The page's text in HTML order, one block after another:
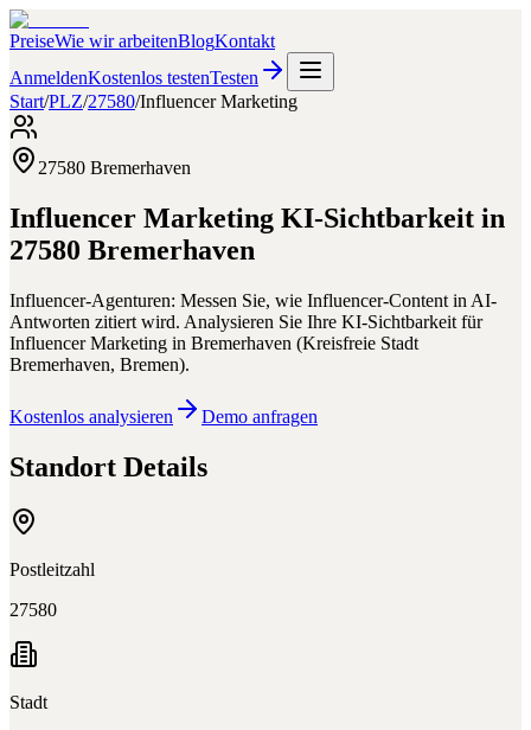
PreiseWie wir arbeitenBlogKontakt
AnmeldenKostenlos testenTesten
Start/PLZ/27580/Influencer Marketing
27580 Bremerhaven
Influencer Marketing KI-Sichtbarkeit in
27580 Bremerhaven
Influencer-Agenturen: Messen Sie, wie Influencer-Content in AI-
Antworten zitiert wird. Analysieren Sie Ihre KI-Sichtbarkeit für
Influencer Marketing in Bremerhaven (Kreisfreie Stadt
Bremerhaven, Bremen).
Kostenlos analysieren Demo anfragen
Standort Details
Postleitzahl
27580
Stadt